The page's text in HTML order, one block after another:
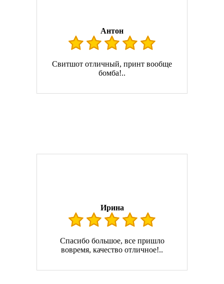
Антон
Свитшот отличный, принт вообще
бомба!..
Ирина
Спасибо большое, все пришло
вовремя, качество отличное!..